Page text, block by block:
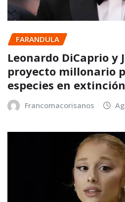
FARANDULA
Leonardo DiCaprio y
proyecto millonario
especies en extinción
Francomacorisanos